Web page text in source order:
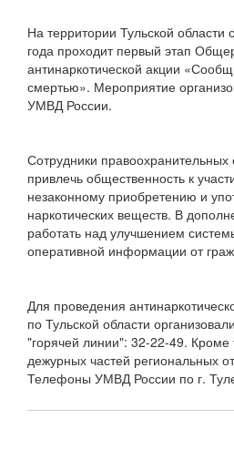
На территории Тульской
года проходит первый этап
антинаркотической акции
смертью». Мероприятие
УМВД России.
Сотрудники правоохранительных
привлечь общественность к
незаконному приобретению и
наркотических веществ. В
работать над улучшением
оперативной информации от
Для проведения
по Тульской области
"горячей линии": 32-22-49.
дежурных частей региональных
Телефоны УМВД России по г.